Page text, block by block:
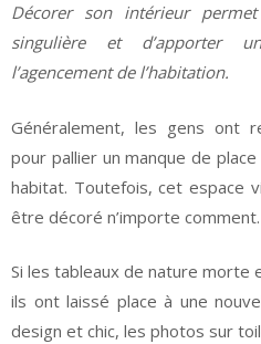
Décorer son intérieur
singulière et d’apporter
l’agencement de l’habitation.
Généralement, les gens ont
pour pallier un manque de
habitat. Toutefois, cet espace
être décoré n’importe comment.
Si les tableaux de nature morte
ils ont laissé place à une
design et chic, les photos sur